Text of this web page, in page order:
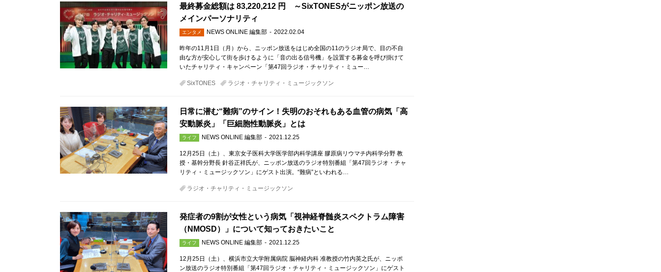
最終募金総額は 83,220,212 円 ～SixTONESがニッポン放送の
メインパーソナリティ
エンタメ NEWS ONLINE 編集部 2022.02.04
昨年の11月1日（月）から、ニッポン放送をはじめ全国の11のラジオ局で、目の不自
由な方が安心して街を歩けるように「音の出る信号機」を設置する募金を呼び掛けて
いたチャリティ・キャンペーン「第47回ラジオ・チャリティ・ミュー…
SixTONES ラジオ・チャリティ・ミュージックソン
日常に潜む“難病”のサイン！失明のおそれもある血管の病気「高
安動脈炎」「巨細胞性動脈炎」とは
ライフ NEWS ONLINE 編集部 2021.12.25
12月25日（土）、東京女子医科大学医学部内科学講座 膠原病リウマチ内科学分野 教
授・基幹分野長 針谷正祥氏が、ニッポン放送のラジオ特別番組「第47回ラジオ・チャ
リティ・ミュージックソン」にゲスト出演。“難病”といわれる…
ラジオ・チャリティ・ミュージックソン
発症者の9割が女性という病気「視神経脊髄炎スペクトラム障害
（NMOSD）」について知っておきたいこと
ライフ NEWS ONLINE 編集部 2021.12.25
12月25日（土）、横浜市立大学附属病院 脳神経内科 准教授の竹内英之氏が、ニッポ
ン放送のラジオ特別番組「第47回ラジオ・チャリティ・ミュージックソン」にゲスト